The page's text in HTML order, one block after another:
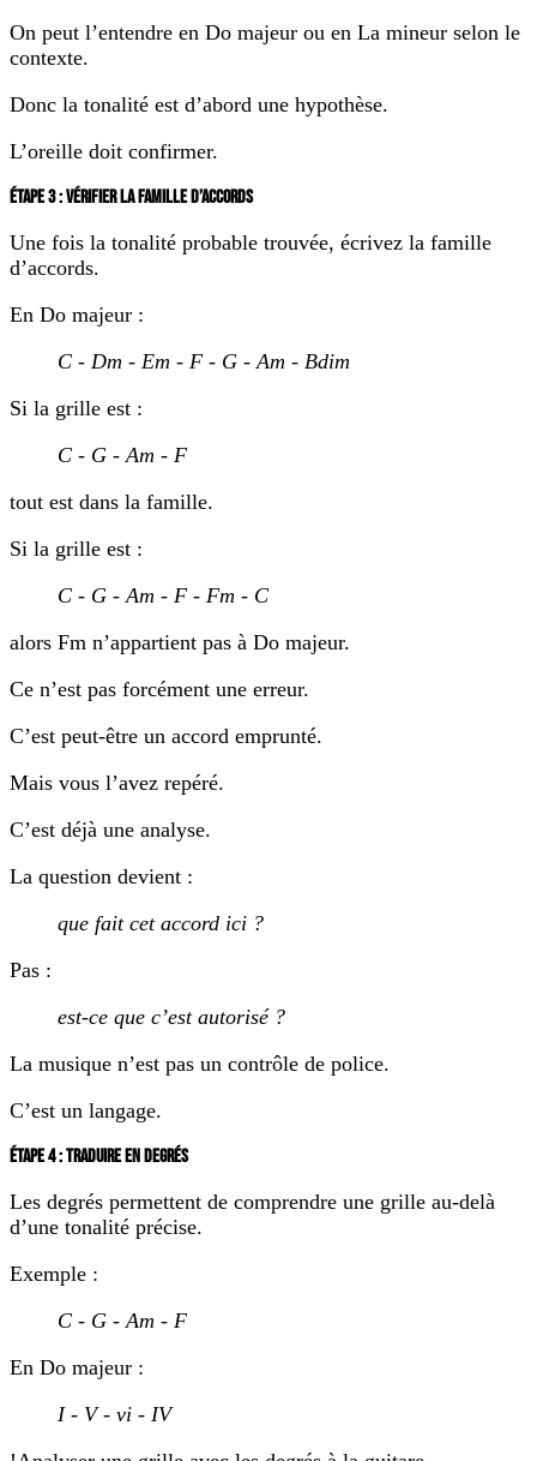
On peut l’entendre en Do majeur ou en La mineur selon le
contexte.
Donc la tonalité est d’abord une hypothèse.
L’oreille doit confirmer.
ÉTAPE 3 : VÉRIFIER LA FAMILLE D’ACCORDS
Une fois la tonalité probable trouvée, écrivez la famille
d’accords.
En Do majeur :
C - Dm - Em - F - G - Am - Bdim
Si la grille est :
C - G - Am - F
tout est dans la famille.
Si la grille est :
C - G - Am - F - Fm - C
alors Fm n’appartient pas à Do majeur.
Ce n’est pas forcément une erreur.
C’est peut-être un accord emprunté.
Mais vous l’avez repéré.
C’est déjà une analyse.
La question devient :
que fait cet accord ici ?
Pas :
est-ce que c’est autorisé ?
La musique n’est pas un contrôle de police.
C’est un langage.
ÉTAPE 4 : TRADUIRE EN DEGRÉS
Les degrés permettent de comprendre une grille au-delà
d’une tonalité précise.
Exemple :
C - G - Am - F
En Do majeur :
I - V - vi - IV